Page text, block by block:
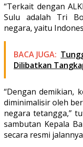
“Terkait dengan
Sulu adalah Tri
negara, yaitu
BACA JUGA:
Dilibatkan
“Dengan demikian,
diminimalisir oleh
negara tetangga,”
sambutan Kepala
secara resmi